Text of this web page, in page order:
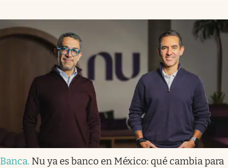
Banca. Nu ya es banco en México: qué cambia para